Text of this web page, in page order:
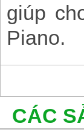
giúp
Piano.
CÁC